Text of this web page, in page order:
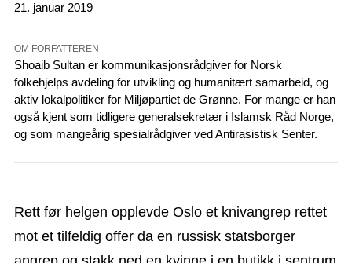
21. januar 2019
OM FORFATTEREN
Shoaib Sultan er kommunikasjonsrådgiver for Norsk
folkehjelps avdeling for utvikling og humanitært samarbeid, og
aktiv lokalpolitiker for Miljøpartiet de Grønne. For mange er han
også kjent som tidligere generalsekretær i Islamsk Råd Norge,
og som mangeårig spesialrådgiver ved Antirasistisk Senter.
Rett før helgen opplevde Oslo et knivangrep rettet
mot et tilfeldig offer da en russisk statsborger